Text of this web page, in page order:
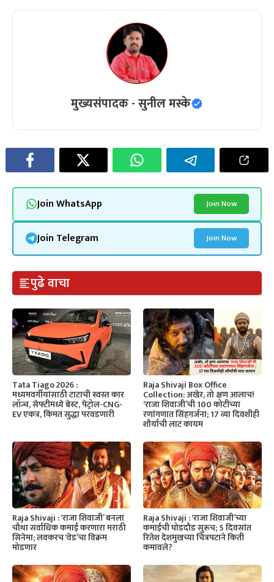
मुख्यसंपादक - सुनील मस्के
Join WhatsApp Join Now
Join Telegram Join Now
पुढे वाचा
Tata Tiago 2026 :
मध्यमवर्गीयांसाठी टाटाची स्वस्त कार
लॉन्च, सेफ्टीमध्ये बेस्ट, पेट्रोल-CNG-
EV एकत्र, किंमत सुद्धा परवडणारी
Raja Shivaji Box Office
Collection: अखेर, तो क्षण आलाच!
‘राजा शिवाजी’ची 100 कोटींच्या
रणांगणात सिंहगर्जना; 17 व्या दिवशीही
शौर्याची लाट कायम
Raja Shivaji : ‘राजा शिवाजी’ बनला
चौथा सर्वाधिक कमाई करणारा मराठी
सिनेमा; लवकरच ‘वेड’चा विक्रम
मोडणार
Raja Shivaji : ‘राजा शिवाजी’च्या
कमाईची घोडदौड सुरूच; 5 दिवसांत
रितेश देशमुखच्या चित्रपटाने किती
कमावले?